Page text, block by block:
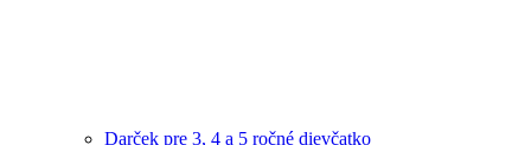
Darček pre 3, 4 a 5 ročné dievčatko